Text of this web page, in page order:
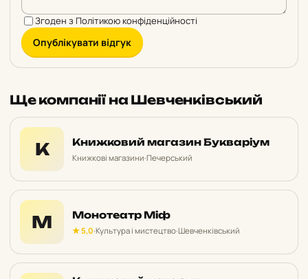
Згоден з Політикою конфіденційності
Опублікувати відгук
Ще компанії на Шевченківський
К Книжковий магазин Букваріум
Книжкові магазини·Печерський
М Монотеатр Міф
★ 5,0·Культура і мистецтво·Шевченківський